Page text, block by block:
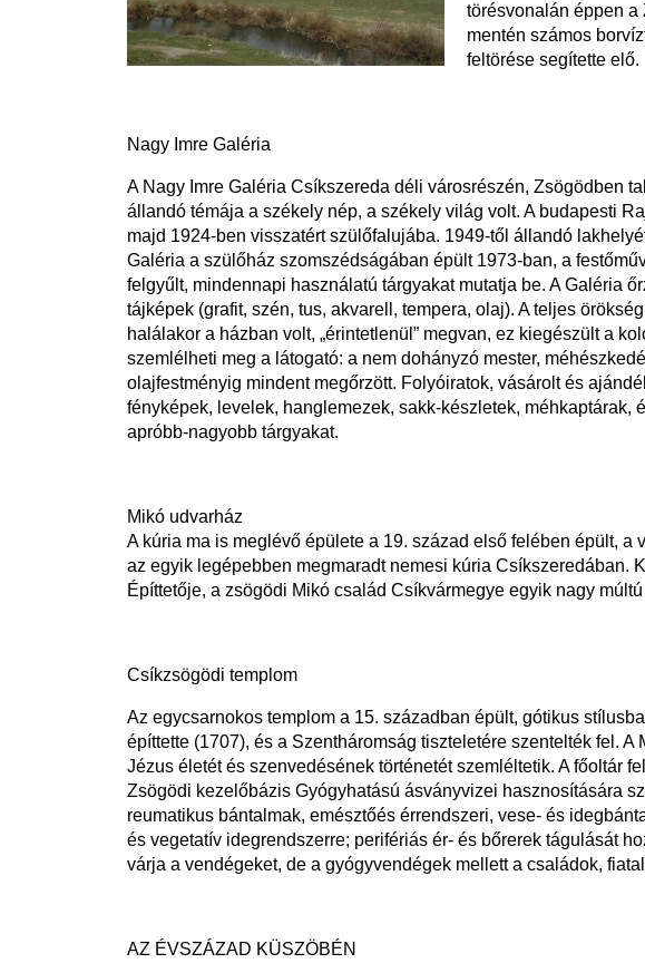
törésvonalán éppen a
mentén számos
feltörése segítette elő.
Nagy Imre Galéria
A Nagy Imre Galéria Csíkszereda déli városrészén, Zsögödben
állandó témája a székely nép, a székely világ volt. A budapesti
majd 1924-ben visszatért szülőfalujába. 1949-től állandó
Galéria a szülőház szomszédságában épült 1973-ban, a
felgyűlt, mindennapi használatú tárgyakat mutatja be. A Galéria
tájképek (grafit, szén, tus, akvarell, tempera, olaj). A teljes
halálakor a házban volt, „érintetlenül” megvan, ez kiegészült a
szemlélheti meg a látogató: a nem dohányzó mester,
olajfestményig mindent megőrzött. Folyóiratok, vásárolt és
fényképek, levelek, hanglemezek, sakk-készletek,
apróbb-nagyobb tárgyakat.
Mikó udvarház
A kúria ma is meglévő épülete a 19. század első felében épült,
az egyik legépebben megmaradt nemesi kúria Csíkszeredában.
Építtetője, a zsögödi Mikó család Csíkvármegye egyik nagy
Csíkzsögödi templom
Az egycsarnokos templom a 15. században épült, gótikus
építtette (1707), és a Szentháromság tiszteletére szentelték fel.
Jézus életét és szenvedésének történetét szemléltetik. A főoltár
Zsögödi kezelőbázis Gyógyhatású ásványvizei hasznosítására
reumatikus bántalmak, emésztőés érrendszeri, vese- és
és vegetatív idegrendszerre; perifériás ér- és bőrerek tágulását
várja a vendégeket, de a gyógyvendégek mellett a családok,
AZ ÉVSZÁZAD KÜSZÖBÉN